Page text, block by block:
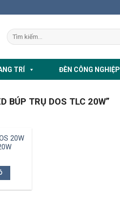
TRÍ ĐÈN CÔNG NGHIỆP
BÚP TRỤ DOS TLC 20W”
20W